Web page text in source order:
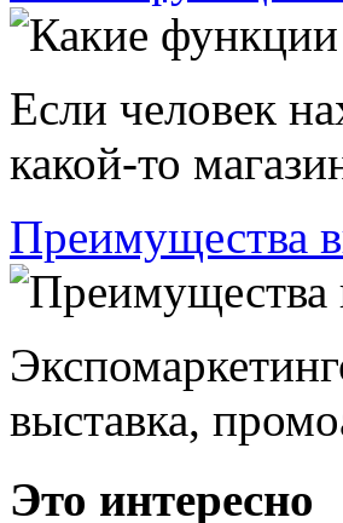
Если человек
какой-то
Преимущества
выставка,
Это интересно